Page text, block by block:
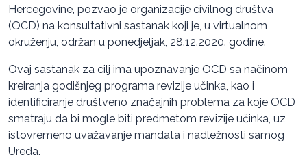
Hercegovine, pozvao je organizacije civilnog društva
(OCD) na konsultativni sastanak koji je, u virtualnom
okruženju, održan u ponedjeljak, 28.12.2020. godine.
Ovaj sastanak za cilj ima upoznavanje OCD sa načinom
kreiranja godišnjeg programa revizije učinka, kao i
identificiranje društveno značajnih problema za koje OCD
smatraju da bi mogle biti predmetom revizije učinka, uz
istovremeno uvažavanje mandata i nadležnosti samog
Ureda.